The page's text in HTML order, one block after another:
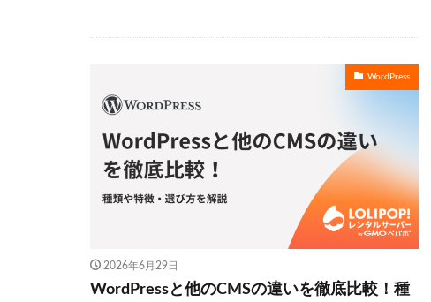
WordPress
2026年6月29日
WordPressと他のCMSの違いを徹底比較！種